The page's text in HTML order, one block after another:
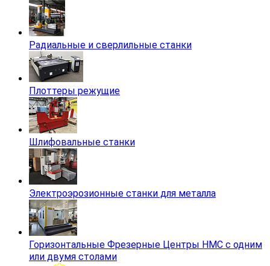
Радиальные и сверлильные станки
Плоттеры режущие
Шлифовальные станки
Электроэрозионные станки для металла
Горизонтальные Фрезерные Центры HMC с одним
или двумя столами